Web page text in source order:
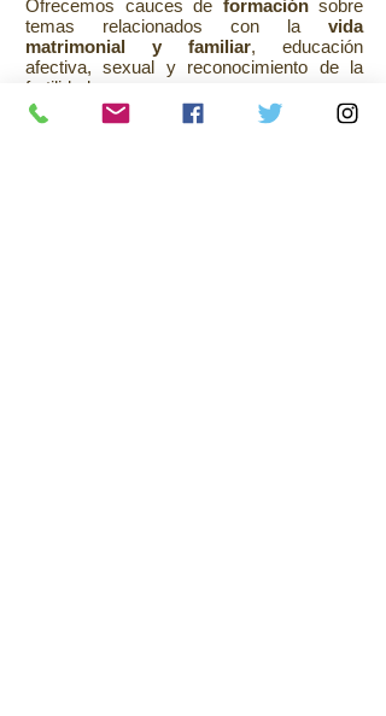
Ofrecemos cauces de formación sobre
temas relacionados con la vida
matrimonial y familiar, educación
afectiva, sexual y reconocimiento de la
fertilidad.
Leer más